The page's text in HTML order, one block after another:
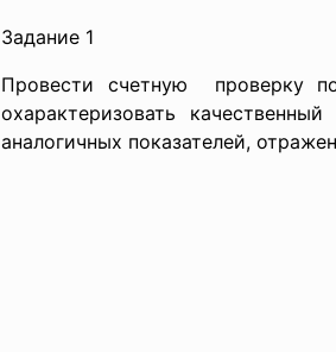
Задание 1
Провести счетную проверку
охарактеризовать
аналогичных показателей,